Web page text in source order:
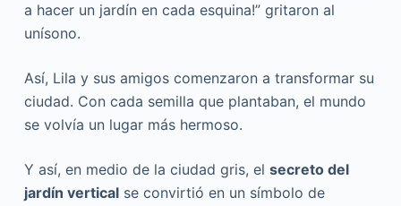
a hacer un jardín en cada esquina!” gritaron al
unísono.
Así, Lila y sus amigos comenzaron a transformar su
ciudad. Con cada semilla que plantaban, el mundo
se volvía un lugar más hermoso.
Y así, en medio de la ciudad gris, el secreto del
jardín verticalse convirtió en un símbolo de